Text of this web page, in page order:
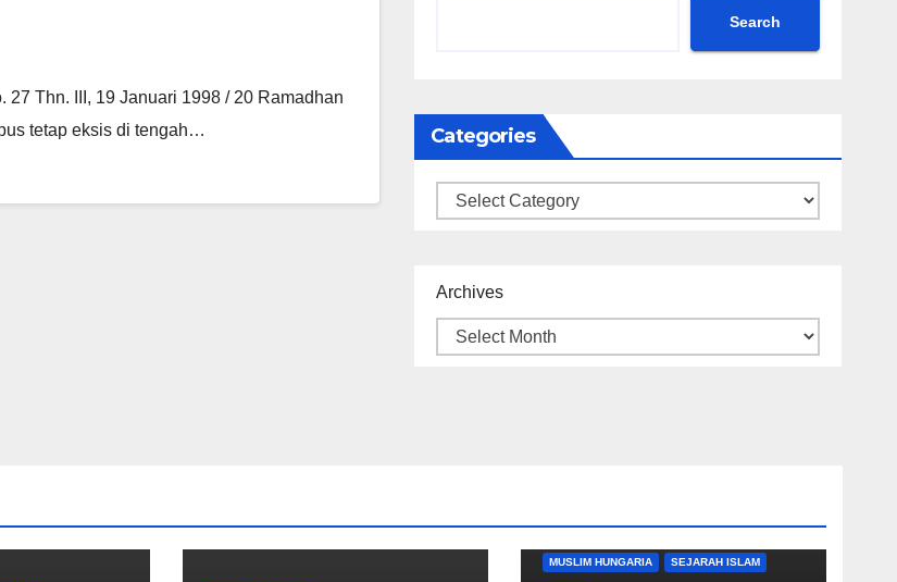
Thn. III, 19 Januari 1998 / 20 Ramadhan
tetap eksis di tengah…
Search
Categories
Categories
Archives
DUNIA BARAT DUNIA ISLAM
MUSLIM HUNGARIA SEJARAH ISLAM